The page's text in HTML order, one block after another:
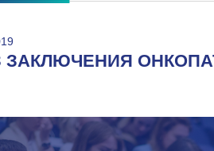
ЗАКЛЮЧЕНИЯ